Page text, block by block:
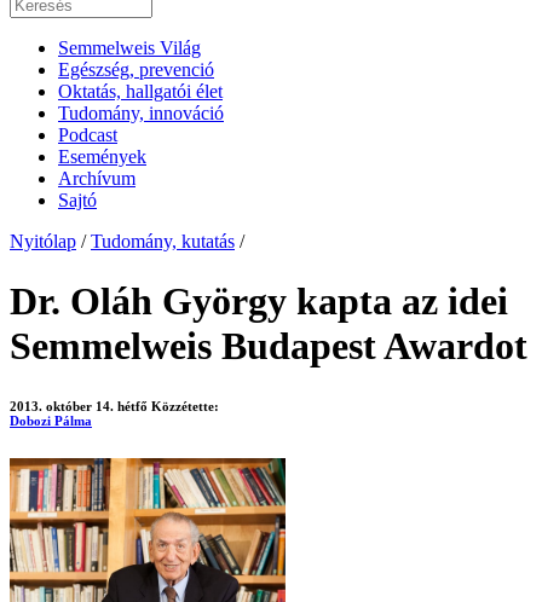
Semmelweis Világ
Egészség, prevenció
Oktatás, hallgatói élet
Tudomány, innováció
Podcast
Események
Archívum
Sajtó
Nyitólap / Tudomány, kutatás /
Dr. Oláh György kapta az idei
Semmelweis Budapest Awardot
2013. október 14. hétfő Közzétette:
Dobozi Pálma